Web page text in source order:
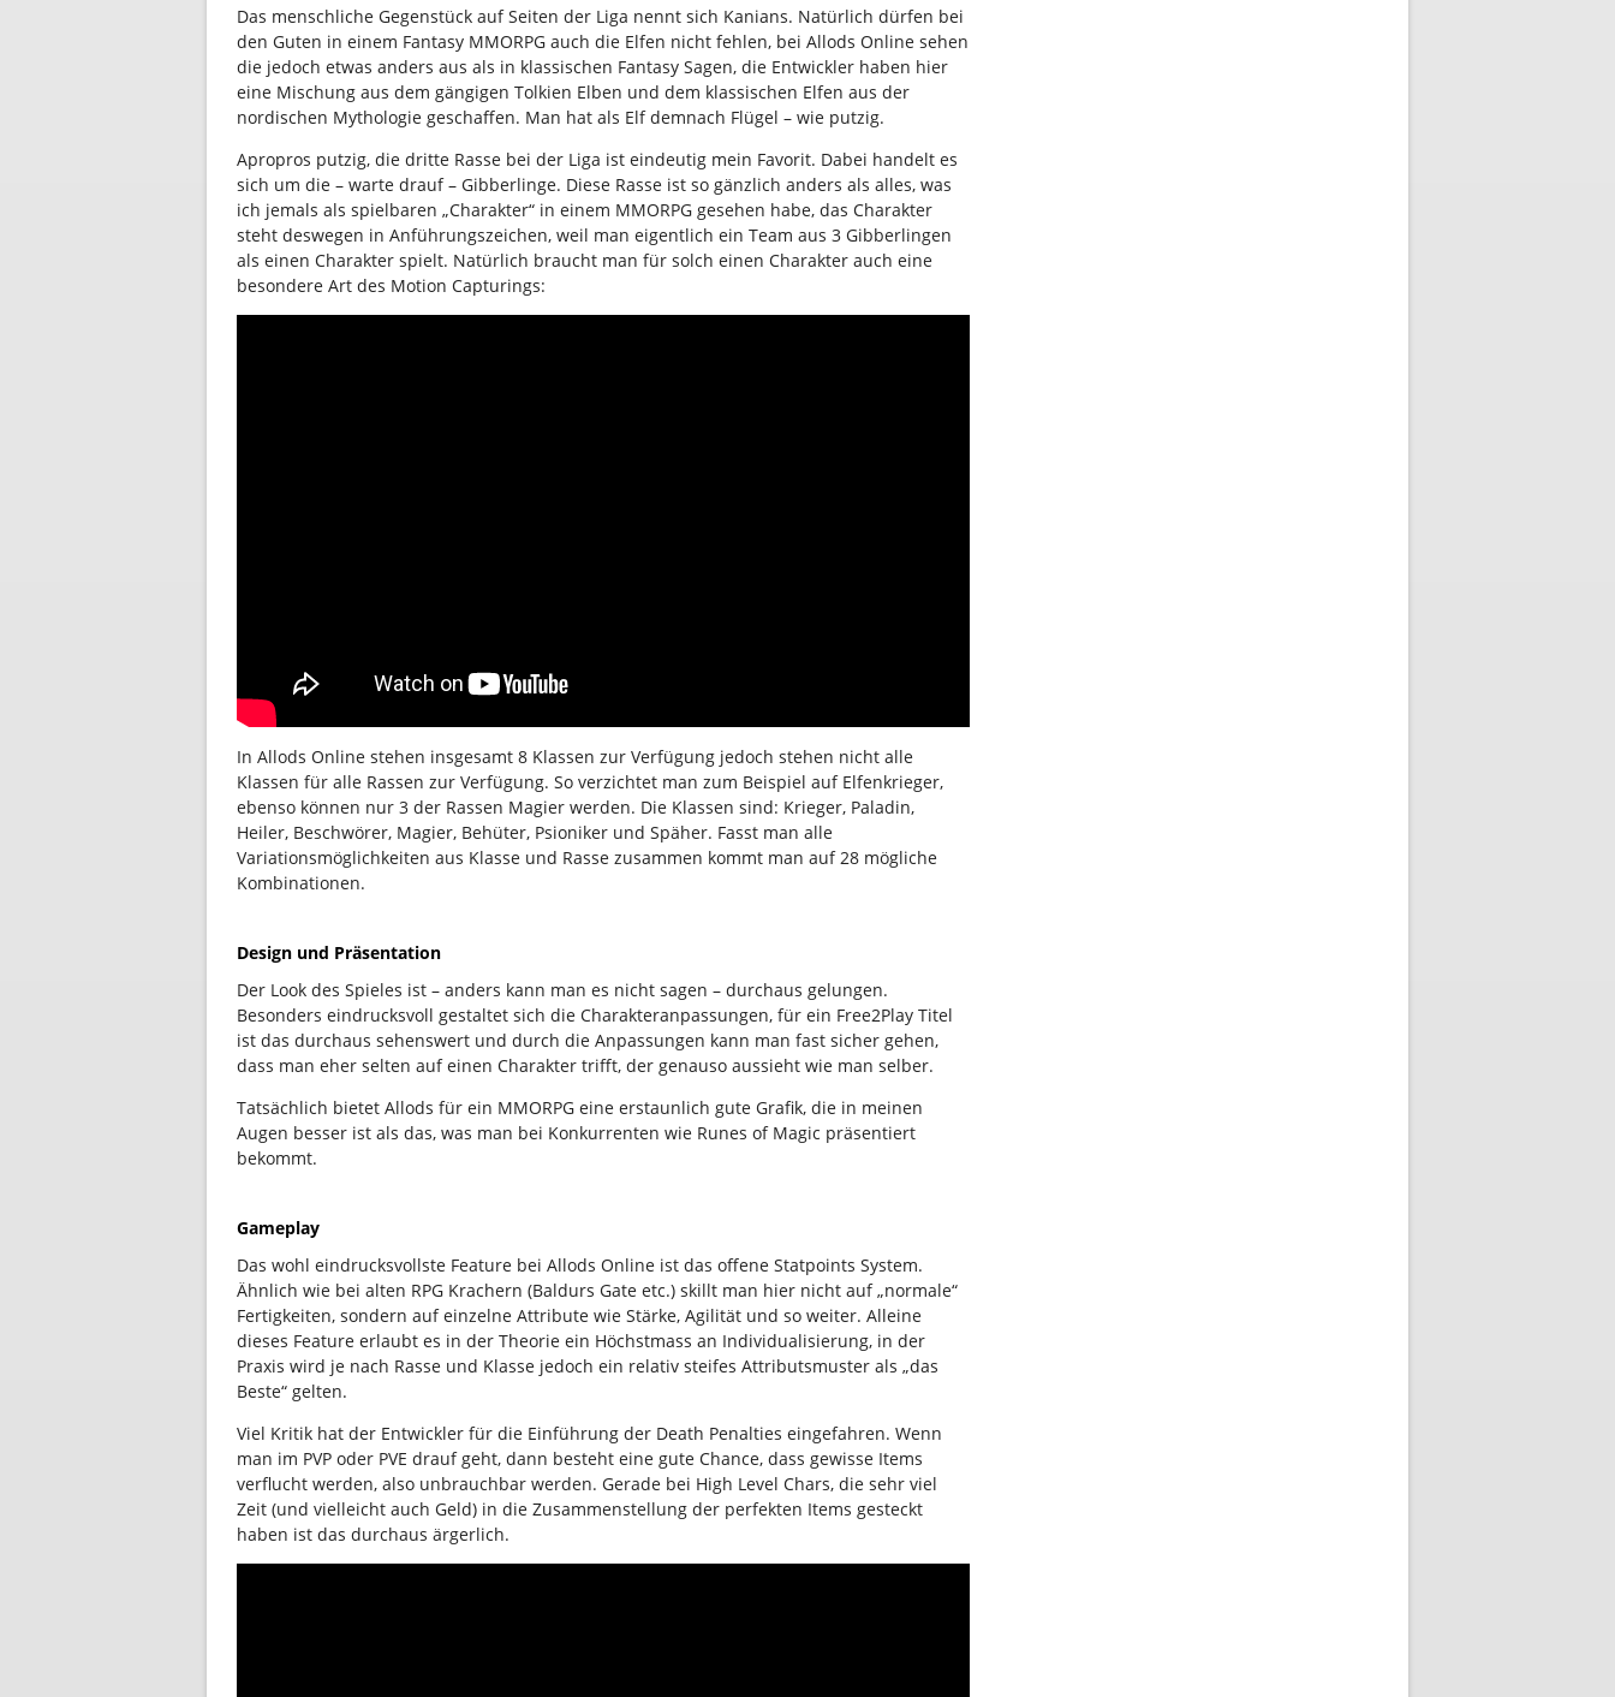
Das menschliche Gegenstück auf Seiten der Liga nennt sich Kanians. Natürlich dürfen bei
den Guten in einem Fantasy MMORPG auch die Elfen nicht fehlen, bei Allods Online sehen
die jedoch etwas anders aus als in klassischen Fantasy Sagen, die Entwickler haben hier
eine Mischung aus dem gängigen Tolkien Elben und dem klassischen Elfen aus der
nordischen Mythologie geschaffen. Man hat als Elf demnach Flügel – wie putzig.
Apropros putzig, die dritte Rasse bei der Liga ist eindeutig mein Favorit. Dabei handelt es
sich um die – warte drauf – Gibberlinge. Diese Rasse ist so gänzlich anders als alles, was
ich jemals als spielbaren „Charakter“ in einem MMORPG gesehen habe, das Charakter
steht deswegen in Anführungszeichen, weil man eigentlich ein Team aus 3 Gibberlingen
als einen Charakter spielt. Natürlich braucht man für solch einen Charakter auch eine
besondere Art des Motion Capturings:
In Allods Online stehen insgesamt 8 Klassen zur Verfügung jedoch stehen nicht alle
Klassen für alle Rassen zur Verfügung. So verzichtet man zum Beispiel auf Elfenkrieger,
ebenso können nur 3 der Rassen Magier werden. Die Klassen sind: Krieger, Paladin,
Heiler, Beschwörer, Magier, Behüter, Psioniker und Späher. Fasst man alle
Variationsmöglichkeiten aus Klasse und Rasse zusammen kommt man auf 28 mögliche
Kombinationen.
Design und Präsentation
Der Look des Spieles ist – anders kann man es nicht sagen – durchaus gelungen.
Besonders eindrucksvoll gestaltet sich die Charakteranpassungen, für ein Free2Play Titel
ist das durchaus sehenswert und durch die Anpassungen kann man fast sicher gehen,
dass man eher selten auf einen Charakter trifft, der genauso aussieht wie man selber.
Tatsächlich bietet Allods für ein MMORPG eine erstaunlich gute Grafik, die in meinen
Augen besser ist als das, was man bei Konkurrenten wie Runes of Magic präsentiert
bekommt.
Gameplay
Das wohl eindrucksvollste Feature bei Allods Online ist das offene Statpoints System.
Ähnlich wie bei alten RPG Krachern (Baldurs Gate etc.) skillt man hier nicht auf „normale“
Fertigkeiten, sondern auf einzelne Attribute wie Stärke, Agilität und so weiter. Alleine
dieses Feature erlaubt es in der Theorie ein Höchstmass an Individualisierung, in der
Praxis wird je nach Rasse und Klasse jedoch ein relativ steifes Attributsmuster als „das
Beste“ gelten.
Viel Kritik hat der Entwickler für die Einführung der Death Penalties eingefahren. Wenn
man im PVP oder PVE drauf geht, dann besteht eine gute Chance, dass gewisse Items
verflucht werden, also unbrauchbar werden. Gerade bei High Level Chars, die sehr viel
Zeit (und vielleicht auch Geld) in die Zusammenstellung der perfekten Items gesteckt
haben ist das durchaus ärgerlich.